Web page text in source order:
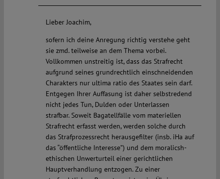
Lieber Joachim,
sofern ich deine Anregung richtig verstehe geht
sie zmd. teilweise an dem Thema vorbei.
Vollkommen unstreitig ist, dass das Strafrecht
aufgrund seines grundrechtlich einschneidenden
Charakters nur ultima ratio des Staates sein darf.
Entgegen Ihrer Auffasung ist daher selbstredend
nicht jedes Tun, Dulden oder Unterlassen
strafbar. Soweit Bagatellfälle vom materiellen
Strafrecht erfasst werden, werden solche durch
das Strafprozessrecht herausgefilter (insb. iHa auf
das “öffentliche Interesse”) und dem moralicsh-
ethischen Unwerturteil einer gerichtlichen
Hauptverhandlung entzogen. Zu einer